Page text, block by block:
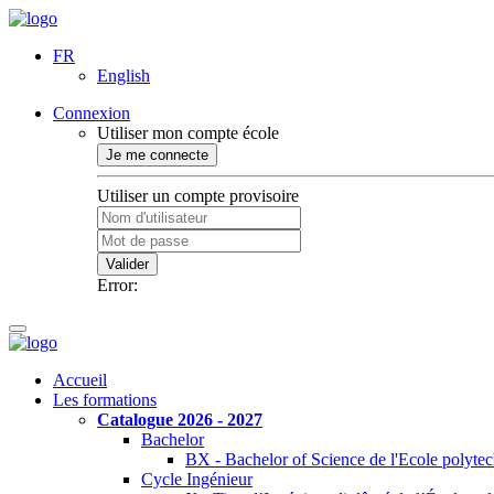
FR
English
Connexion
Utiliser mon compte école
Je me connecte
Utiliser un compte provisoire
Valider
Error:
Accueil
Les formations
Catalogue 2026 - 2027
Bachelor
BX - Bachelor of Science de l'Ecole
Cycle Ingénieur